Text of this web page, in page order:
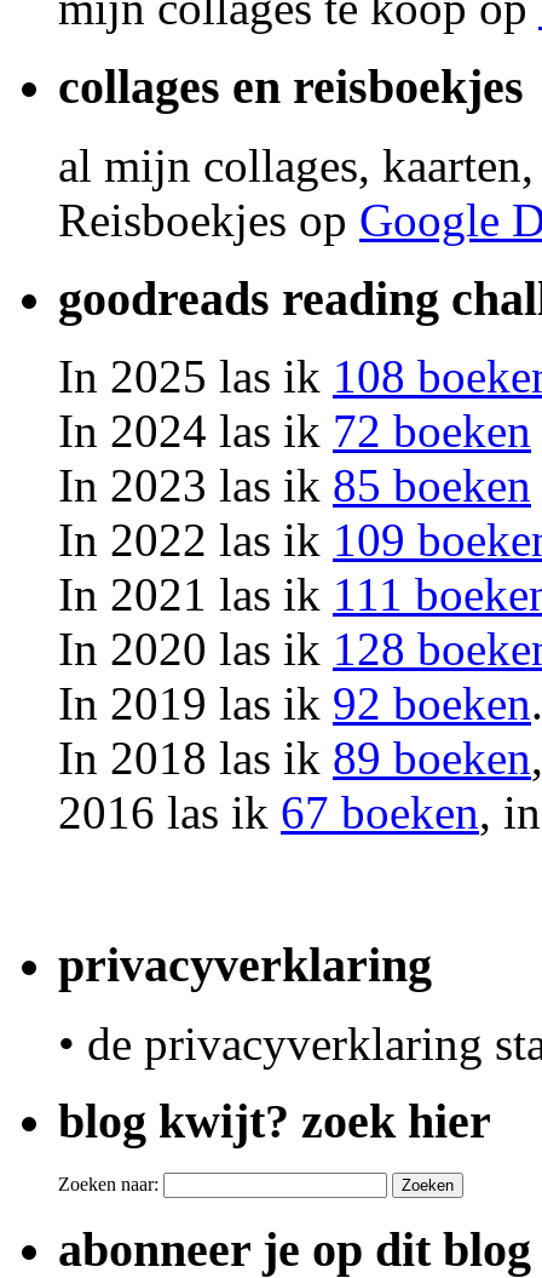
collages en reisboekjes
al mijn collages,
Reisboekjes op Google
goodreads reading
In 2025 las ik 108
In 2024 las ik 72 boeken
In 2023 las ik 85 boeken
In 2022 las ik 109
In 2021 las ik 111
In 2020 las ik 128
In 2019 las ik 92 boeken.
In 2018 las ik 89 boeken
2016 las ik 67 boeken,
privacyverklaring
• de privacyverklaring
blog kwijt? zoek hier
Zoeken naar:
abonneer je op dit